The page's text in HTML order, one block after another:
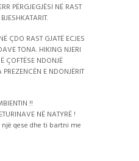
PËRGJEGJËSI NË RAST
ÇDO RAST GJATË ECJES
TONA. HIKING NJERI
ÇOFTËSE NDONJË
E NDONJËRIT
!!
NË NATYRË !
qese dhe ti bartni me